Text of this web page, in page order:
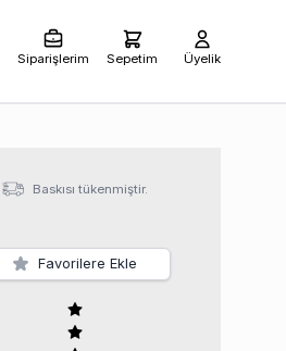
Siparişlerim Sepetim Üyelik
Baskısı tükenmiştir.
Favorilere Ekle